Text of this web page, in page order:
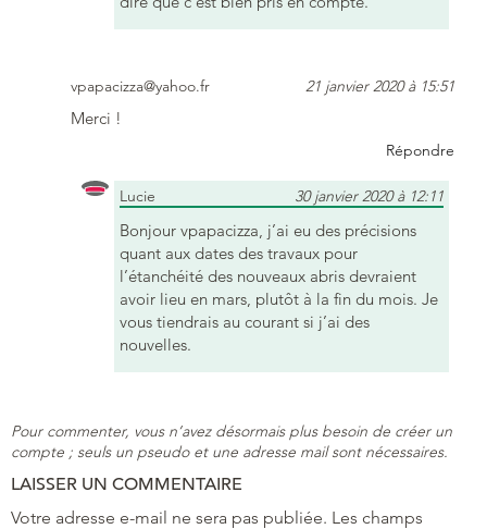
vpapacizza@yahoo.fr 21 janvier 2020 à 15:51
Merci !
Répondre
Lucie 30 janvier 2020 à 12:11
Bonjour vpapacizza, j’ai eu des précisions
quant aux dates des travaux pour
l’étanchéité des nouveaux abris devraient
avoir lieu en mars, plutôt à la fin du mois. Je
vous tiendrais au courant si j’ai des
nouvelles.
Pour commenter, vous n’avez désormais plus besoin de créer un
compte ; seuls un pseudo et une adresse mail sont nécessaires.
LAISSER UN COMMENTAIRE
Votre adresse e-mail ne sera pas publiée. Les champs